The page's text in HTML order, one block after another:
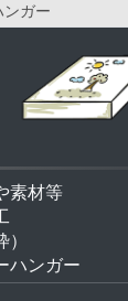
ンガー
素材等
ハンガー